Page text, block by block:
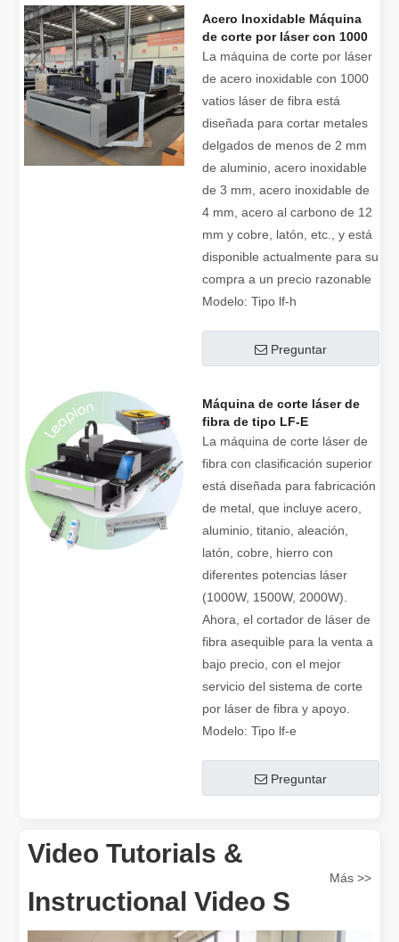
Acero Inoxidable Máquina
de corte por láser con 1000
vatios Láser de fibra para la
venta
La máquina de corte por láser
de acero inoxidable con 1000
vatios láser de fibra está
diseñada para cortar metales
delgados de menos de 2 mm
de aluminio, acero inoxidable
de 3 mm, acero inoxidable de
4 mm, acero al carbono de 12
mm y cobre, latón, etc., y está
disponible actualmente para su
compra a un precio razonable
Modelo: Tipo lf-h
Preguntar
Máquina de corte láser de
fibra de tipo LF-E
La máquina de corte láser de
fibra con clasificación superior
está diseñada para fabricación
de metal, que incluye acero,
aluminio, titanio, aleación,
latón, cobre, hierro con
diferentes potencias láser
(1000W, 1500W, 2000W).
Ahora, el cortador de láser de
fibra asequible para la venta a
bajo precio, con el mejor
servicio del sistema de corte
por láser de fibra y apoyo.
Modelo: Tipo lf-e
Preguntar
Video Tutorials &
Instructional Video S
Más >>